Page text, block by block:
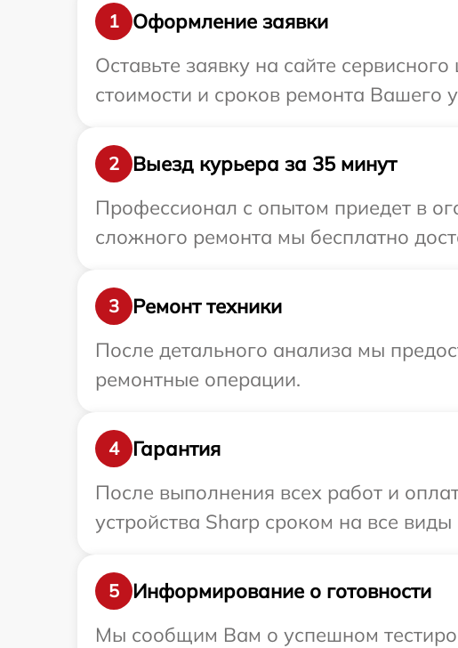
1
Оформление заявки
Оставьте заявку на сайте
стоимости и сроков ремонта Вашего
2
Выезд курьера за 35 минут
Профессионал с опытом приедет в
сложного ремонта мы бесплатно
3
Ремонт техники
После детального анализа мы
ремонтные операции.
4
Гарантия
После выполнения всех работ и
устройства Sharp сроком на все виды
5
Информирование о готовности
Мы сообщим Вам о успешном